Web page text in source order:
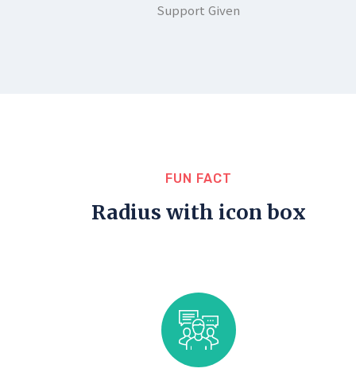
Support Given
FUN FACT
Radius with icon box